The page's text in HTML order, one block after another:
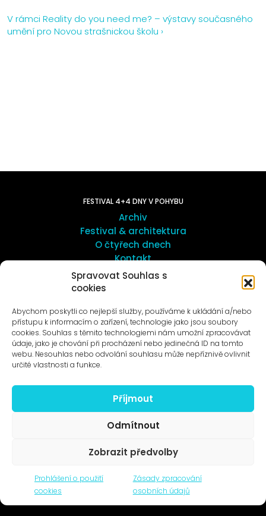
Spravovat Souhlas s
cookies
Abychom poskytli co nejlepší služby, používáme k ukládání a/nebo
přístupu k informacím o zařízení, technologie jako jsou soubory
cookies. Souhlas s těmito technologiemi nám umožní zpracovávat
údaje, jako je chování při procházení nebo jedinečná ID na tomto
webu. Nesouhlas nebo odvolání souhlasu může nepříznivě ovlivnit
určité vlastnosti a funkce.
Příjmout
Odmítnout
Zobrazit předvolby
Prohlášení o použití
cookies
Zásady zpracování
osobních údajů
V rámci Reality do you need me? – výstavy současného
umění pro Novou strašnickou školu ›
FESTIVAL 4+4 DNY V POHYBU
Archiv
Festival & architektura
O čtyřech dnech
Kontakt
O umění v Motole
Novinky na e-mail
© 1996–2025
Čtyři dny, z.s. / Four Days association